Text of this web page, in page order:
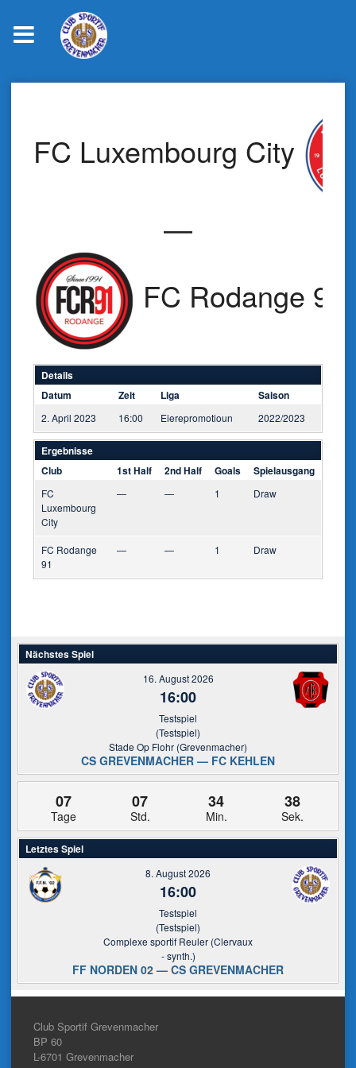
FC Luxembourg City
—
FC Rodange 91
Details
Datum
Zeit Liga Saison
2. April 2023 16:00 Eierepromotioun 2022/2023
Ergebnisse
Club
1st Half 2nd Half Goals Spielausgang
FC
Luxembourg
City
— — 1 Draw
FC Rodange
91
— — 1 Draw
Nächstes Spiel
16. August 2026
16:00
Testspiel
(Testspiel)
Stade Op Flohr (Grevenmacher)
CS GREVENMACHER — FC KEHLEN
07
Tage
07
Std.
34
Min.
38
Sek.
Letztes Spiel
8. August 2026
16:00
Testspiel
(Testspiel)
Complexe sportif Reuler (Clervaux
- synth.)
FF NORDEN 02 — CS GREVENMACHER
Club Sportif Grevenmacher
BP 60
L-6701 Grevenmacher